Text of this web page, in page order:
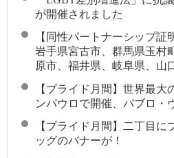
が開催されました
【同性パートナーシップ証
岩手県宮古市、群馬県玉村
原市、福井県、岐阜県、山
【プライド月間】世界最
ンパウロで開催、パブロ・
【プライド月間】二丁目に
ッグのバナーが！